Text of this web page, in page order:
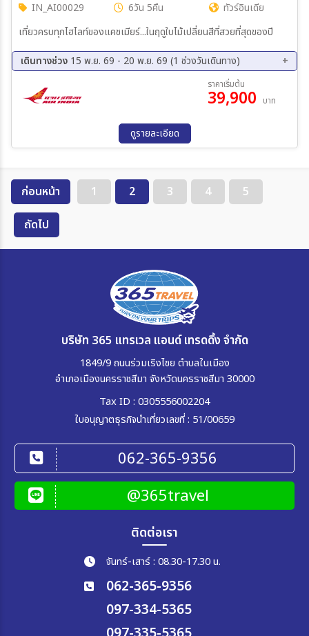
IN_AI00029 6วัน 5คืน
ทัวร์อินเดีย
เที่ยวครบทุกไฮไลท์ของแคชเมียร์...ในฤดูใบไม้เปลี่ยนสีที่สวยที่สุดของปี
เดินทางช่วง 15 พ.ย. 69 - 20 พ.ย. 69 (1 ช่วงวันเดินทาง)
ราคาเริ่มต้น
39,900 บาท
ดูรายละเอียด
ก่อนหน้า 1 2 3 4
5
ถัดไป
บริษัท 365 แทรเวล แอนด์ เทรดดิ้ง จำกัด
1849/9 ถนนร่วมเริงไชย ตำบลในเมือง
อำเภอเมืองนครราชสีมา จังหวัดนครราชสีมา 30000
Tax ID : 0305556002204
ใบอนุญาตธุรกิจนำเที่ยวเลขที่ : 51/00659
062-365-9356
@365travel
ติดต่อเรา
จันทร์-เสาร์ : 08.30-17.30 น.
062-365-9356
097-334-5365